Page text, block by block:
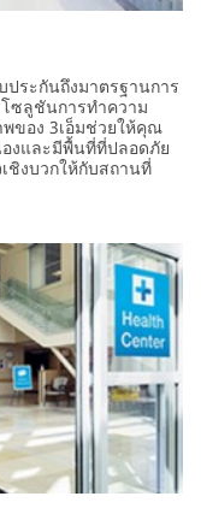
ระกันถึงมาตรฐานการ
ซลูชันการทำความ
ของ 3เอ็มช่วยให้คุณ
องและมีพื้นที่ที่ปลอดภัย
ชิงบวกให้กับสถานที่